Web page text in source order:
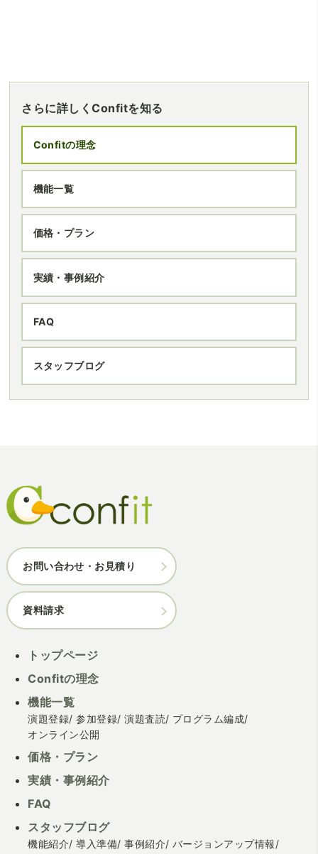
さらに詳しくConfitを知る
Confitの理念
機能一覧
価格・プラン
実績・事例紹介
FAQ
スタッフブログ
お問い合わせ・お見積り
資料請求
トップページ
Confitの理念
機能一覧
演題登録 参加登録 演題査読
プログラム編成
オンライン公開
価格・プラン
実績・事例紹介
FAQ
スタッフブログ
機能紹介 導入準備 事例紹介
バージョンアップ情報